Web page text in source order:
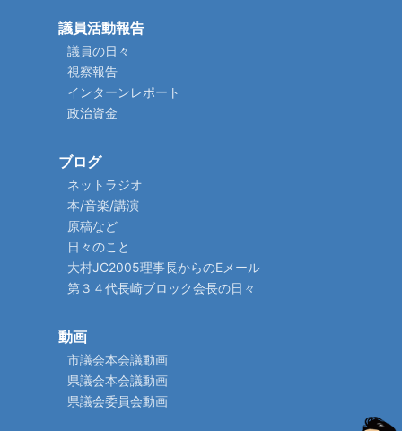
議員活動報告
議員の日々
視察報告
インターンレポート
政治資金
ブログ
ネットラジオ
本/音楽/講演
原稿など
日々のこと
大村JC2005理事長からのEメール
第３４代長崎ブロック会長の日々
動画
市議会本会議動画
県議会本会議動画
県議会委員会動画